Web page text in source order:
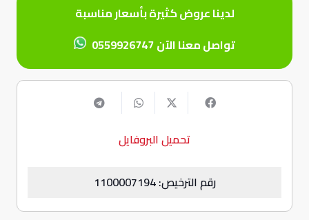
لدينا عروض كثيرة بأسعار مناسبة
تواصل معنا الآن0559926747
تحميل البروفايل
رقم الترخيص: 1100007194